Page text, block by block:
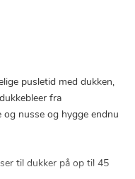
pusletid med dukken,
fra
nusse og hygge endnu
til dukker på op til 45